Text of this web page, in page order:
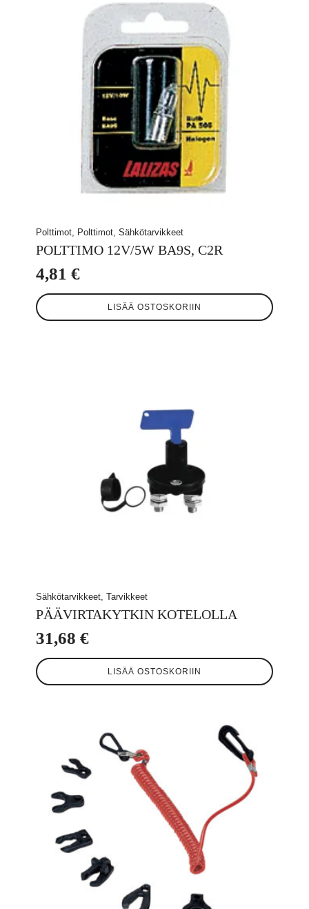
Polttimot, Polttimot, Sähkötarvikkeet
POLTTIMO 12V/5W BA9S, C2R
4,81 €
LISÄÄ OSTOSKORIIN
Sähkötarvikkeet, Tarvikkeet
PÄÄVIRTAKYTKIN KOTELOLLA
31,68 €
LISÄÄ OSTOSKORIIN